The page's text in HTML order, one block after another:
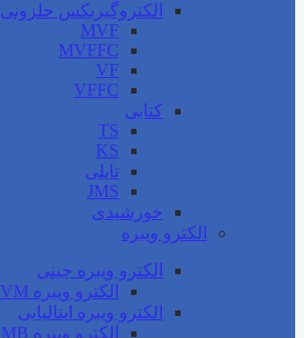
الکتروگیربکس حلزونی
MVF
MVFFC
VF
VFFC
کتابی
TS
KS
تایلی
JMS
خورشیدی
الکترو ویبره
الکترو ویبره چینی
الکترو ویبره CVM
الکترو ویبره ایتالیایی
الکترو ویبره OMB